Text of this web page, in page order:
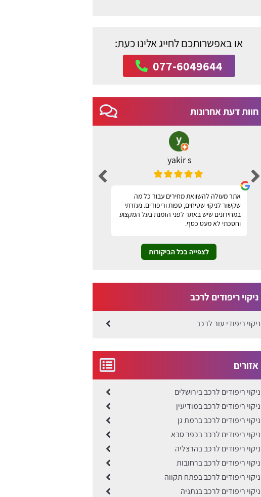
או באפשרותכם לחייג אלינו כעת:
077-6049644
חוות דעת אחרונות
yakir s
אתר מעולה להשוואת מחירים עבור כל מה
שקשור לניקוי שטיחים, ספות וריפודים. נעזרתי
במחירונים שיש באתר לפני הזמנת בעל המקצוע
וחסכתי לא מעט כסף.
לצפייה בכל הביקורות
ניקוי ריפודים לרכב
ניקוי ריפודי עור לרכב
אזורים
ניקוי ריפודים לרכב בירושלים
ניקוי ריפודים לרכב במודיעין
ניקוי ריפודים לרכב ברמת גן
ניקוי ריפודים לרכב בכפר סבא
ניקוי ריפודים לרכב בהרצליה
ניקוי ריפודים לרכב ברחובות
ניקוי ריפודים לרכב בפתח תקווה
ניקוי ריפודים לרכב בנתניה